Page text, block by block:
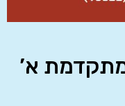
א’